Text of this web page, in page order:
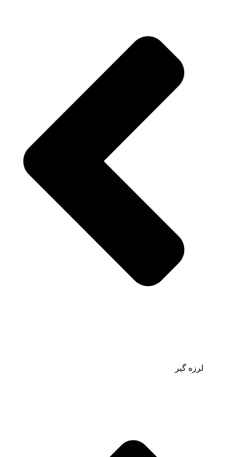
لرزه گیر